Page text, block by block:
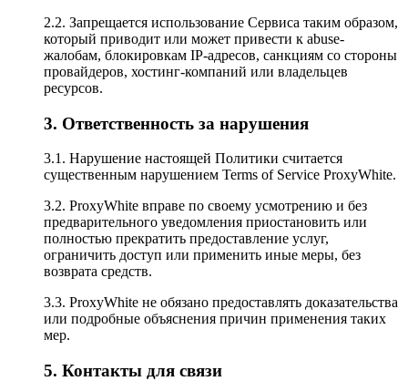
2.2. Запрещается использование Сервиса таким образом,
который приводит или может привести к abuse-
жалобам, блокировкам IP-адресов, санкциям со стороны
провайдеров, хостинг-компаний или владельцев
ресурсов.
3. Ответственность за нарушения
3.1. Нарушение настоящей Политики считается
существенным нарушением Terms of Service ProxyWhite.
3.2. ProxyWhite вправе по своему усмотрению и без
предварительного уведомления приостановить или
полностью прекратить предоставление услуг,
ограничить доступ или применить иные меры, без
возврата средств.
3.3. ProxyWhite не обязано предоставлять доказательства
или подробные объяснения причин применения таких
мер.
5. Контакты для связи